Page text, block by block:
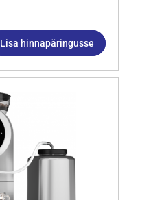
Lisa hinnapäringusse